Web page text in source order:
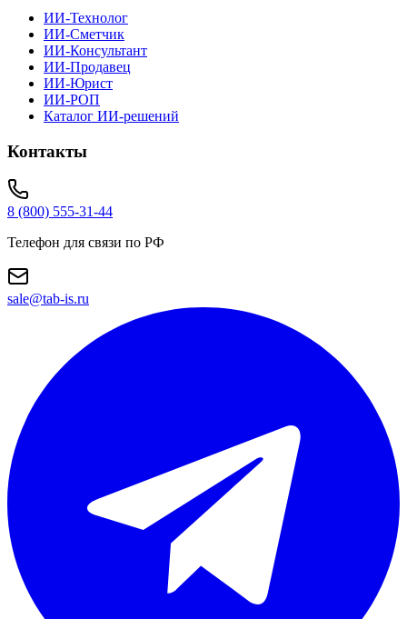
ИИ-Технолог
ИИ-Сметчик
ИИ-Консультант
ИИ-Продавец
ИИ-Юрист
ИИ-РОП
Каталог ИИ-решений
Контакты
8 (800) 555-31-44
Телефон для связи по РФ
sale@tab-is.ru